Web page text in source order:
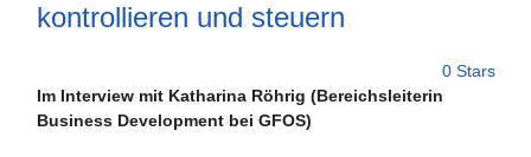
kontrollieren und steuern
0 Stars
Im Interview mit Katharina Röhrig (Bereichsleiterin
Business Development bei GFOS)